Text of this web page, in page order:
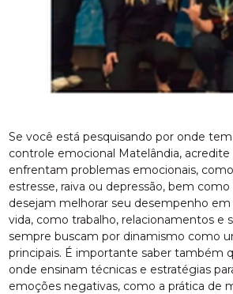
Se você está pesquisando por onde
controle emocional Matelândia, acredite
enfrentam problemas emocionais,
estresse, raiva ou depressão, bem como
desejam melhorar seu desempenho em
vida, como trabalho, relacionamentos e
sempre buscam por dinamismo como
principais. É importante saber também
onde ensinam técnicas e estratégias
emoções negativas, como a prática de